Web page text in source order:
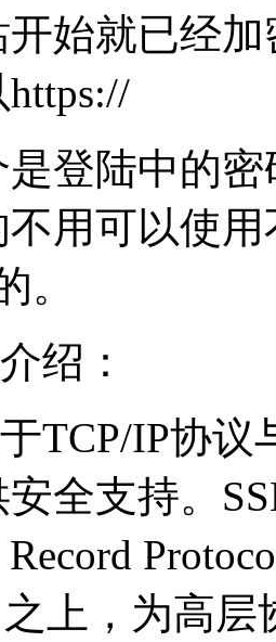
始就已经
登陆中的
用可以使
。
绍：
TCP/IP协
全支持。
之上，为高